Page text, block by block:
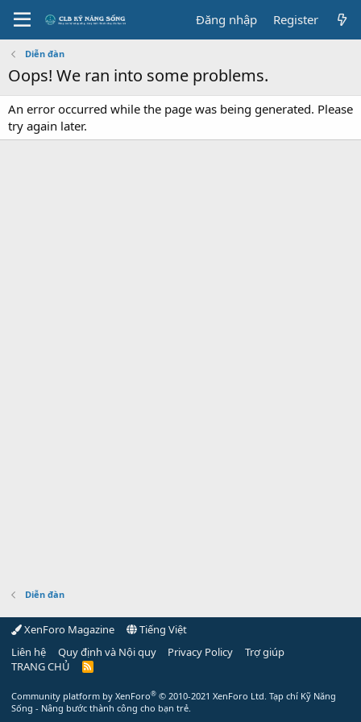
Đăng nhập Register
Diễn đàn
Oops! We ran into some problems.
An error occurred while the page was being generated. Please
try again later.
Diễn đàn
XenForo Magazine
Tiếng Việt
Liên hệ
Quy định và Nội quy Privacy Policy
Trợ giúp
TRANG CHỦ
R
Community platform by XenForo® © 2010-2021 XenForo Ltd. Tạp chí Kỹ Năng
Sống - Nâng bước thành công cho bạn trẻ.